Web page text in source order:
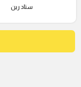
ستاد رين